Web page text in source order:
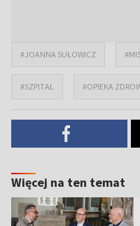
#JOANNA SUŁOWICZ
#SZPITAL #OPIEKA
Więcej na ten temat